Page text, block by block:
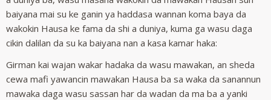
baiyana mai su ke ganin ya haddasa wannan koma baya da
wakokin Hausa ke fama da shi a duniya, kuma ga wasu daga
cikin dalilan da su ka baiyana nan a kasa kamar haka:
Girman kai wajan wakar hadaka da wasu mawakan, an sheda
cewa mafi yawancin mawakan Hausa ba sa waka da sanannun
mawaka daga wasu sassan har da wadan da ma ba a yanki